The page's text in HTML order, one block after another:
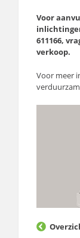
Voor
611166,
verkoop.
Voor meer